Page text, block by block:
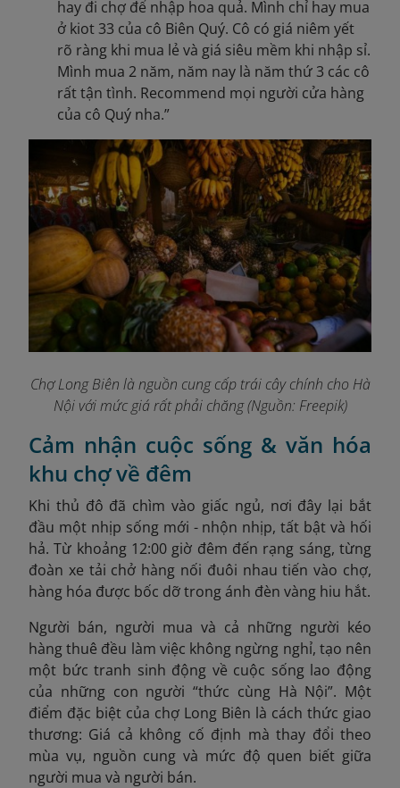
hay đi chợ để nhập hoa quả. Mình chỉ hay mua
ở kiot 33 của cô Biên Quý. Cô có giá niêm yết
rõ ràng khi mua lẻ và giá siêu mềm khi nhập sỉ.
Mình mua 2 năm, năm nay là năm thứ 3 các cô
rất tận tình. Recommend mọi người cửa hàng
của cô Quý nha.”
Chợ Long Biên là nguồn cung cấp trái cây chính cho Hà
Nội với mức giá rất phải chăng (Nguồn: Freepik)
Cảm nhận cuộc sống & văn hóa
khu chợ về đêm
Khi thủ đô đã chìm vào giấc ngủ, nơi đây lại bắt
đầu một nhịp sống mới - nhộn nhịp, tất bật và hối
hả. Từ khoảng 12:00 giờ đêm đến rạng sáng, từng
đoàn xe tải chở hàng nối đuôi nhau tiến vào chợ,
hàng hóa được bốc dỡ trong ánh đèn vàng hiu hắt.
Người bán, người mua và cả những người kéo
hàng thuê đều làm việc không ngừng nghỉ, tạo nên
một bức tranh sinh động về cuộc sống lao động
của những con người “thức cùng Hà Nội”. Một
điểm đặc biệt của chợ Long Biên là cách thức giao
thương: Giá cả không cố định mà thay đổi theo
mùa vụ, nguồn cung và mức độ quen biết giữa
người mua và người bán.